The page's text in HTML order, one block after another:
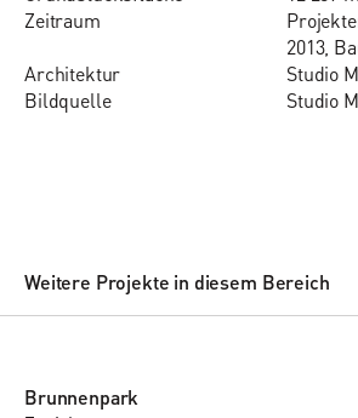
Zeit­raum
2013,
Ar­chi­tektur
Studio
Bildquelle
Studio
Weitere Projekte in diesem Bereich
Brunnenpark